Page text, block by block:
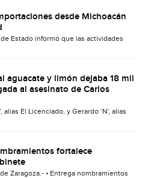
desde Michoacán
Estado informó que las actividades
aguacate y limón dejaba 18 mil
al asesinato de Carlos
alias El Licenciado, y Gerardo ‘N’, alias
fortalece
Zaragoza.- • Entrega nombramientos